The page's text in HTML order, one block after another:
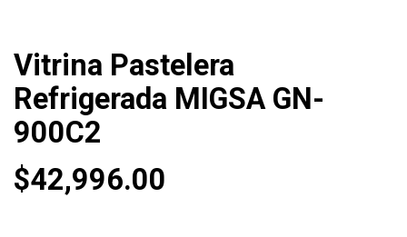
Vitrina Pastelera
Refrigerada MIGSA GN-
900C2
$42,996.00